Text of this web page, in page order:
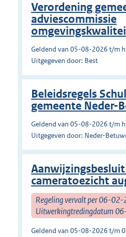
Verordening
adviescommissie
Geldend van 05-08-2026 t/m
Uitgegeven door: Best
Beleidsregels
gemeente Neder-
Geldend van 05-08-2026 t/m
Uitgegeven door: Neder-
cameratoezicht
Regeling vervalt per 06-
Uitwerkingtredingdatum
Geldend van 05-08-2026 t/m